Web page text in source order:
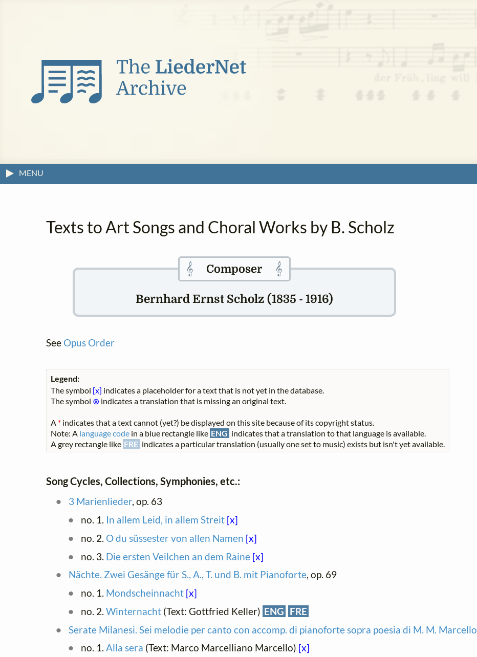
MENU
Texts to Art Songs and Choral Works by B. Scholz
𝄞 Composer 𝄞
Bernhard Ernst Scholz (1835 - 1916)
See Opus Order
Legend:
The symbol [x] indicates a placeholder for a text that is not yet in the database.
The symbol ⊗ indicates a translation that is missing an original text.
A * indicates that a text cannot (yet?) be displayed on this site because of its copyright status.
Note: A language code in a blue rectangle like ENG indicates that a translation to that language is available.
A grey rectangle like FRE indicates a particular translation (usually one set to music) exists but isn't yet available.
Song Cycles, Collections, Symphonies, etc.:
3 Marienlieder, op. 63
no. 1. In allem Leid, in allem Streit [x]
no. 2. O du süssester von allen Namen [x]
no. 3. Die ersten Veilchen an dem Raine [x]
Nächte. Zwei Gesänge für S., A., T. und B. mit Pianoforte, op. 69
no. 1. Mondscheinnacht [x]
no. 2. Winternacht(Text: Gottfried Keller) ENG FRE
Serate Milanesi. Sei melodie per canto con accomp. di pianoforte sopra poesia di M. M. Marcello
no. 1. Alla sera (Text: Marco Marcelliano Marcello) [x]